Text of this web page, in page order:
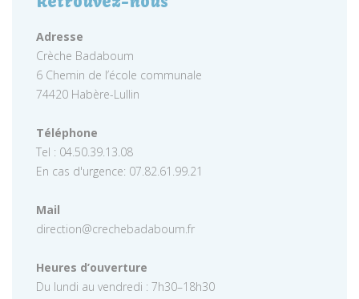
Adresse
Crèche Badaboum
6 Chemin de l’école communale
74420 Habère-Lullin
Téléphone
Tel : 04.50.39.13.08
En cas d'urgence: 07.82.61.99.21
Mail
direction@crechebadaboum.fr
Heures d’ouverture
Du lundi au vendredi : 7h30–18h30